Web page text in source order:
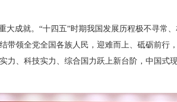
大成就。“十四五”时期我国发展历程极不寻常
带领全党全国各族人民，迎难而上、砥砺前行
力、科技实力、综合国力跃上新台阶，中国式